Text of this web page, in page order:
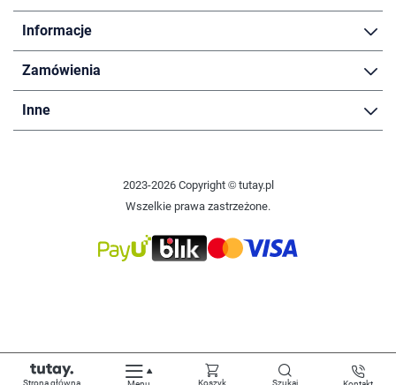
Strona główna Koszyk Szukaj
Informacje
Zamówienia
Inne
2023-2026 Copyright © tutay.pl
Wszelkie prawa zastrzeżone.